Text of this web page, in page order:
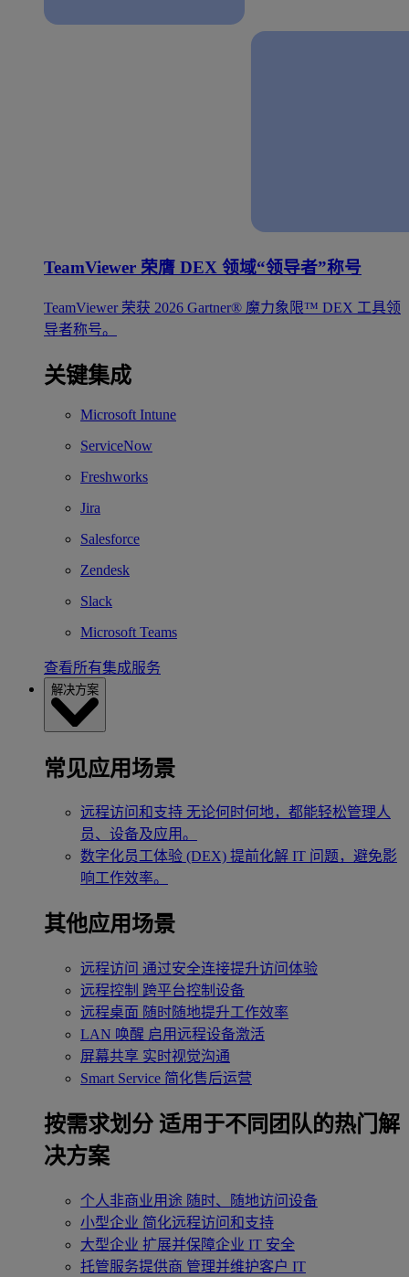
TeamViewer 荣膺 DEX 领域“领导者”称号
TeamViewer 荣获 2026 Gartner® 魔力象限™ DEX 工具领
导者称号。
关键集成
Microsoft Intune
ServiceNow
Freshworks
Jira
Salesforce
Zendesk
Slack
Microsoft Teams
查看所有集成服务
解决方案
常见应用场景
远程访问和支持 无论何时何地，都能轻松管理人
员、设备及应用。
数字化员工体验 (DEX) 提前化解 IT 问题，避免影
响工作效率。
其他应用场景
远程访问 通过安全连接提升访问体验
远程控制 跨平台控制设备
远程桌面 随时随地提升工作效率
LAN 唤醒 启用远程设备激活
屏幕共享 实时视觉沟通
Smart Service 简化售后运营
按需求划分 适用于不同团队的热门解
决方案
个人非商业用途 随时、随地访问设备
小型企业 简化远程访问和支持
大型企业 扩展并保障企业 IT 安全
托管服务提供商 管理并维护客户 IT